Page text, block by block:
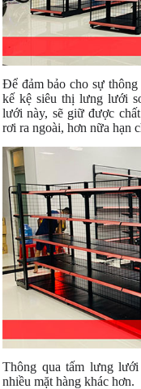
Để đảm bảo cho sự thông
kế kệ siêu thị lưng lưới
lưới này, sẽ giữ được
rơi ra ngoài, hơn nữa hạn
Thông qua tấm lưng
nhiều mặt hàng khác hơn.